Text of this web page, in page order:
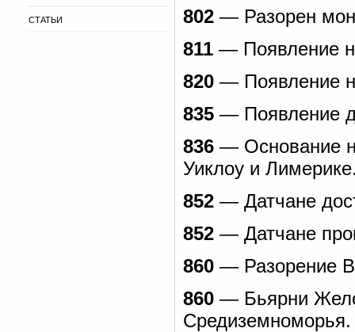
СТАТЬИ
802 — Разорен
811 — Появление
820 — Появление
835 — Появление
836 — Основание
Уиклоу и
852 — Датчане
852 — Датчане
860 — Разорение
860 — Бьярни
Средиземноморья.